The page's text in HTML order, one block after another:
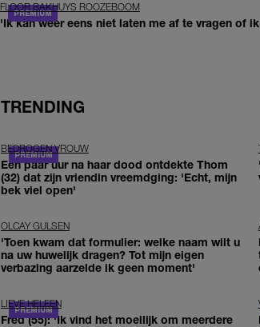
FLOOR BAKHUYS ROOZEBOOM
'Ik kan weer eens niet laten me af te vragen of
TRENDING
BEDROGEN VROUW
Een paar uur na haar dood ontdekte Thom
(32) dat zijn vriendin vreemdging: 'Echt, mijn
bek viel open'
OLCAY GULSEN
'Toen kwam dat formulier: welke naam wilt u
na uw huwelijk dragen? Tot mijn eigen
verbazing aarzelde ik geen moment'
LIEVE HELEEN
Fred (55): 'Ik vind het moeilijk om meerdere